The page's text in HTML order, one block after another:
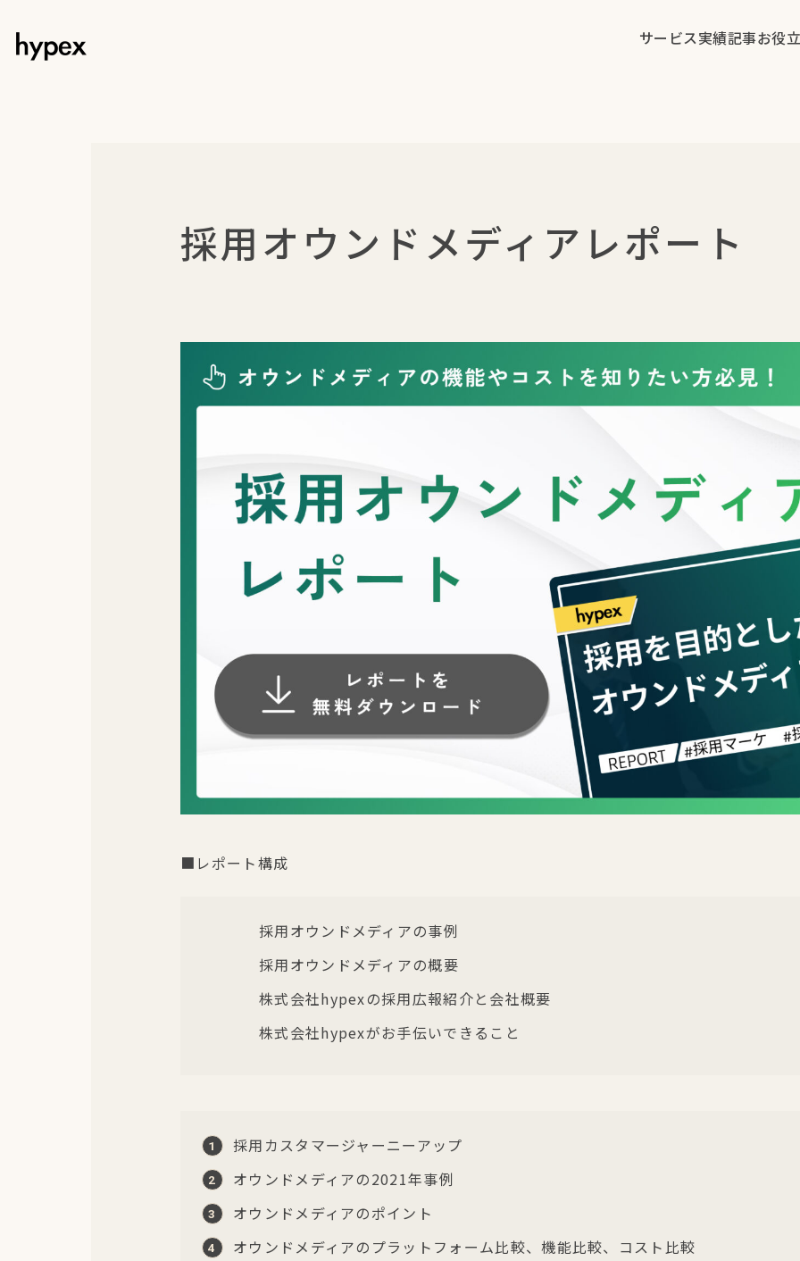
サービス実績記事お役
採用オウンドメディアレポート
■レポート構成
採用オウンドメディアの事例
採用オウンドメディアの概要
株式会社hypexの採用広報紹介と会社概要
株式会社hypexがお手伝いできること
採用カスタマージャーニーアップ
オウンドメディアの2021年事例
オウンドメディアのポイント
オウンドメディアのプラットフォーム比較、機能比較、コスト比較